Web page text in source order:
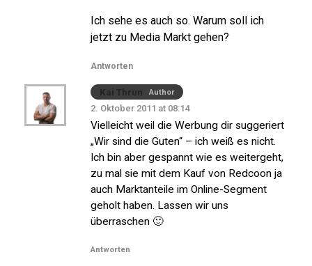
Ich sehe es auch so. Warum soll ich
jetzt zu Media Markt gehen?
Antworten
Kai Thrun Author
2. Oktober 2011 at 08:14
Vielleicht weil die Werbung dir suggeriert
„Wir sind die Guten“ – ich weiß es nicht.
Ich bin aber gespannt wie es weitergeht,
zu mal sie mit dem Kauf von Redcoon ja
auch Marktanteile im Online-Segment
geholt haben. Lassen wir uns
überraschen 🙂
Antworten